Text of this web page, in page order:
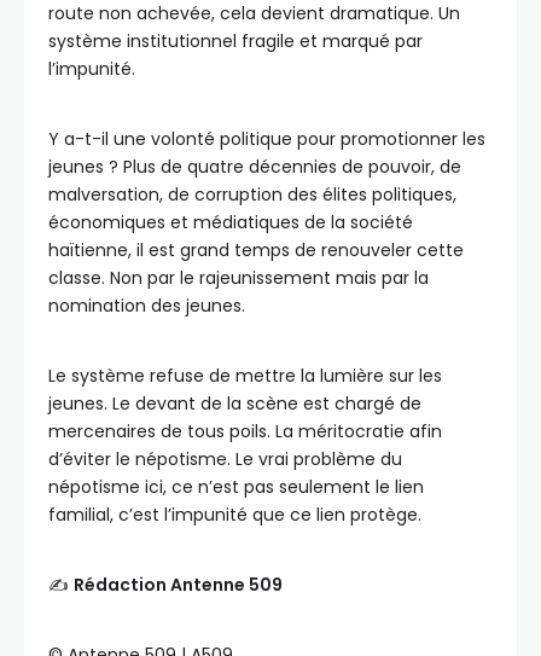
route non achevée, cela devient dramatique. Un
système institutionnel fragile et marqué par
l’impunité.
Y a-t-il une volonté politique pour promotionner les
jeunes ? Plus de quatre décennies de pouvoir, de
malversation, de corruption des élites politiques,
économiques et médiatiques de la société
haïtienne, il est grand temps de renouveler cette
classe. Non par le rajeunissement mais par la
nomination des jeunes.
Le système refuse de mettre la lumière sur les
jeunes. Le devant de la scène est chargé de
mercenaires de tous poils. La méritocratie afin
d’éviter le népotisme. Le vrai problème du
népotisme ici, ce n’est pas seulement le lien
familial, c’est l’impunité que ce lien protège.
✍️ Rédaction Antenne 509